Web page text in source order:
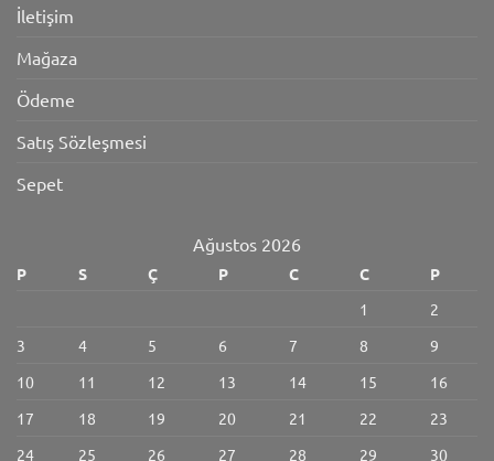
İletişim
Mağaza
Ödeme
Satış Sözleşmesi
Sepet
Ağustos 2026
P S Ç P C C
P
1
2
3
4 5 6 7 8
9
10
11 12 13 14 15
16
17
18 19 20 21 22
23
24
25 26 27 28 29 30